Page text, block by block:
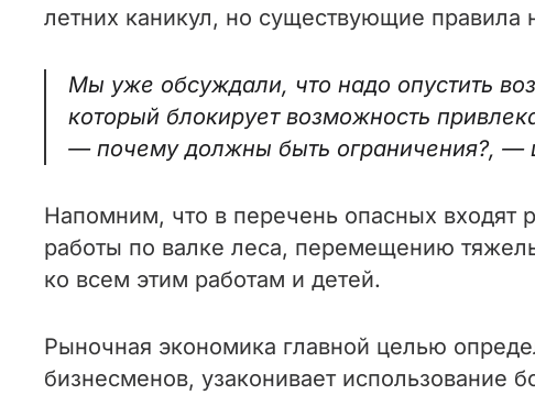
летних каникул, но существующие правила
Мы уже обсуждали, что надо опустить
который блокирует возможность
— почему должны быть ограничения?, —
Напомним, что в перечень опасных входят
работы по валке леса, перемещению
ко всем этим работам и детей.
Рыночная экономика главной целью
бизнесменов, узаконивает использование